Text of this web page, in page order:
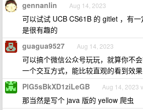
gennanlin Aug 14, 2023
可以试试 UCB CS61B 的 gitlet ，有
是很有趣的
guagua9527 Aug 14, 2023
可以搞个微信公众号玩玩，就算你不
一个交互方式，能比较直观的看到效果
PlG5sBkXD1ziLeGB Aug 14, 2023
那当然是写个 java 版的 yellow 爬虫